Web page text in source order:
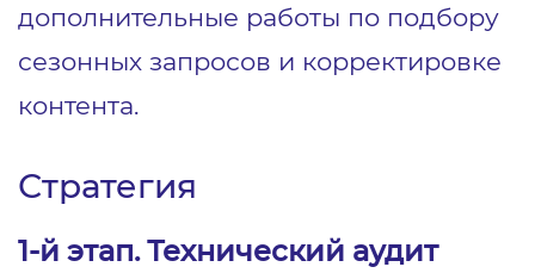
дополнительные работы по подбору
сезонных запросов и корректировке
контента.
Стратегия
1-й этап. Технический аудит